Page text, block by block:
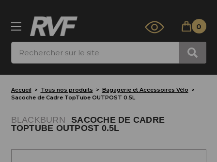
0
Accueil Tous nos produits
Bagagerie et Accessoires Vélo
Sacoche de Cadre TopTube OUTPOST 0.5L
BLACKBURN
SACOCHE DE CADRE
TOPTUBE OUTPOST 0.5L